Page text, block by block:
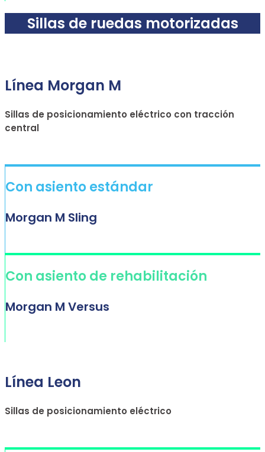
Sillas de ruedas motorizadas
Línea Morgan M
Sillas de posicionamiento eléctrico con tracción
central
Con asiento estándar
Morgan M Sling
Con asiento de rehabilitación
Morgan M Versus
Línea Leon
Sillas de posicionamiento eléctrico